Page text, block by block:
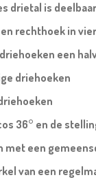
drietal is
rechthoek in
een
driehoeken
36° en de
met een
van een